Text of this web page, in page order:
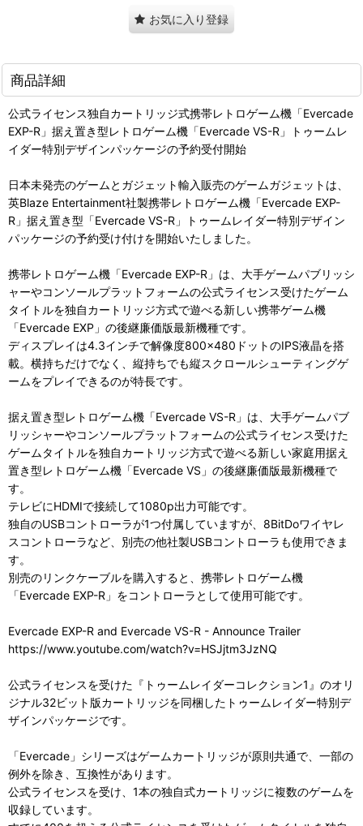
お気に入り登録
商品詳細
公式ライセンス独自カートリッジ式携帯レトロゲーム機「Evercade
EXP-R」据え置き型レトロゲーム機「Evercade VS-R」トゥームレ
イダー特別デザインパッケージの予約受付開始
日本未発売のゲームとガジェット輸入販売のゲームガジェットは、
英Blaze Entertainment社製携帯レトロゲーム機「Evercade EXP-
R」据え置き型「Evercade VS-R」トゥームレイダー特別デザイン
パッケージの予約受け付けを開始いたしました。
携帯レトロゲーム機「Evercade EXP-R」は、大手ゲームパブリッシ
ャーやコンソールプラットフォームの公式ライセンス受けたゲーム
タイトルを独自カートリッジ方式で遊べる新しい携帯ゲーム機
「Evercade EXP」の後継廉価版最新機種です。
ディスプレイは4.3インチで解像度800×480ドットのIPS液晶を搭
載。横持ちだけでなく、縦持ちでも縦スクロールシューティングゲ
ームをプレイできるのが特長です。
据え置き型レトロゲーム機「Evercade VS-R」は、大手ゲームパブ
リッシャーやコンソールプラットフォームの公式ライセンス受けた
ゲームタイトルを独自カートリッジ方式で遊べる新しい家庭用据え
置き型レトロゲーム機「Evercade VS」の後継廉価版最新機種で
す。
テレビにHDMIで接続して1080p出力可能です。
独自のUSBコントローラが1つ付属していますが、8BitDoワイヤレ
スコントローラなど、別売の他社製USBコントローラも使用できま
す。
別売のリンクケーブルを購入すると、携帯レトロゲーム機
「Evercade EXP-R」をコントローラとして使用可能です。
Evercade EXP-R and Evercade VS-R - Announce Trailer
https://www.youtube.com/watch?v=HSJjtm3JzNQ
公式ライセンスを受けた『トゥームレイダーコレクション1』のオリ
ジナル32ビット版カートリッジを同梱したトゥームレイダー特別デ
ザインパッケージです。
「Evercade」シリーズはゲームカートリッジが原則共通で、一部の
例外を除き、互換性があります。
公式ライセンスを受け、1本の独自式カートリッジに複数のゲームを
収録しています。